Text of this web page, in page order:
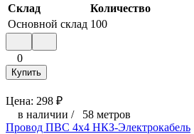
Склад
Количество
Основной склад 100
0
Купить
Цена: 298 ₽
в наличии / 58 метров
Провод ПВС 4х4 НКЗ-Электрокабель